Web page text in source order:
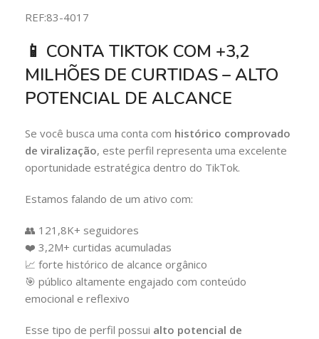
REF:83-4017
📱 CONTA TIKTOK COM +3,2
MILHÕES DE CURTIDAS – ALTO
POTENCIAL DE ALCANCE
Se você busca uma conta com histórico comprovado
de viralização, este perfil representa uma excelente
oportunidade estratégica dentro do TikTok.
Estamos falando de um ativo com:
👥 121,8K+ seguidores
❤️ 3,2M+ curtidas acumuladas
📈 forte histórico de alcance orgânico
🎯 público altamente engajado com conteúdo
emocional e reflexivo
Esse tipo de perfil possui alto potencial de